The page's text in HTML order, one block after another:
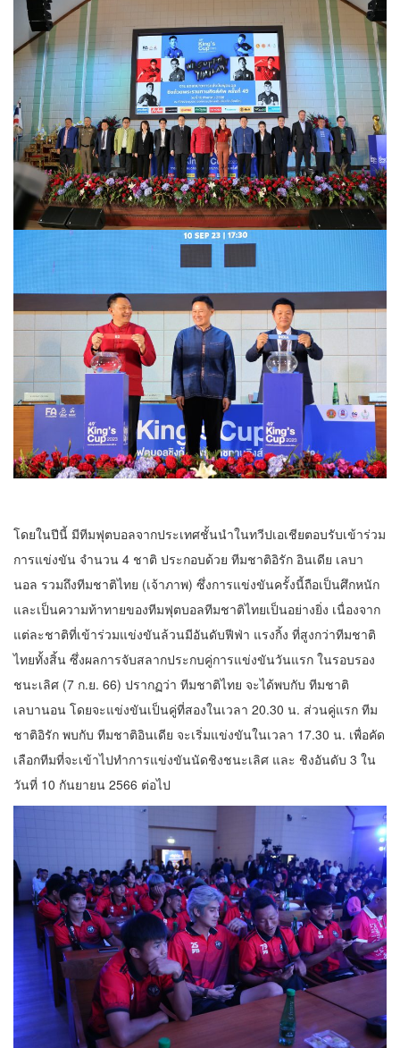
โดยในปีนี้ มีทีมฟุตบอลจากประเทศชั้นนำในทวีปเอเชียตอบรับเข้าร่วม
การแข่งขัน จำนวน 4 ชาติ ประกอบด้วย ทีมชาติอิรัก อินเดีย เลบา
นอล รวมถึงทีมชาติไทย (เจ้าภาพ) ซึ่งการแข่งขันครั้งนี้ถือเป็นศึกหนัก
และเป็นความท้าทายของทีมฟุตบอลทีมชาติไทยเป็นอย่างยิ่ง เนื่องจาก
แต่ละชาติที่เข้าร่วมแข่งขันล้วนมีอันดับฟีฟ่า แรงกิ้ง ที่สูงกว่าทีมชาติ
ไทยทั้งสิ้น ซึ่งผลการจับสลากประกบคู่การแข่งขันวันแรก ในรอบรอง
ชนะเลิศ (7 ก.ย. 66) ปรากฏว่า ทีมชาติไทย จะได้พบกับ ทีมชาติ
เลบานอน โดยจะแข่งขันเป็นคู่ที่สองในเวลา 20.30 น. ส่วนคู่แรก ทีม
ชาติอิรัก พบกับ ทีมชาติอินเดีย จะเริ่มแข่งขันในเวลา 17.30 น. เพื่อคัด
เลือกทีมที่จะเข้าไปทำการแข่งขันนัดชิงชนะเลิศ และ ชิงอันดับ 3 ใน
วันที่ 10 กันยายน 2566 ต่อไป